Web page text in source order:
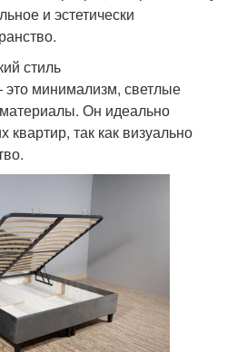
и эстетически
стиль
минимализм, светлые
Он идеально
так как визуально